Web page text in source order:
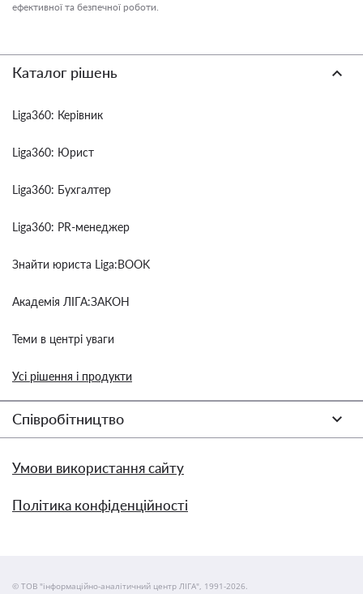
ефективної та безпечної роботи.
Каталог рішень
Liga360: Керівник
Liga360: Юрист
Liga360: Бухгалтер
Liga360: PR-менеджер
Знайти юриста Liga:BOOK
Академія ЛІГА:ЗАКОН
Теми в центрі уваги
Усі рішення і продукти
Співробітництво
Умови використання сайту
Політика конфіденційності
© ТОВ "інформаційно-аналітичний центр ЛІГА", 1991-2026.